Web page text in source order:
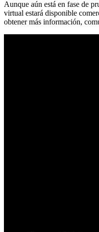
Aunque aún está en fase de
virtual estará disponible
obtener más información,